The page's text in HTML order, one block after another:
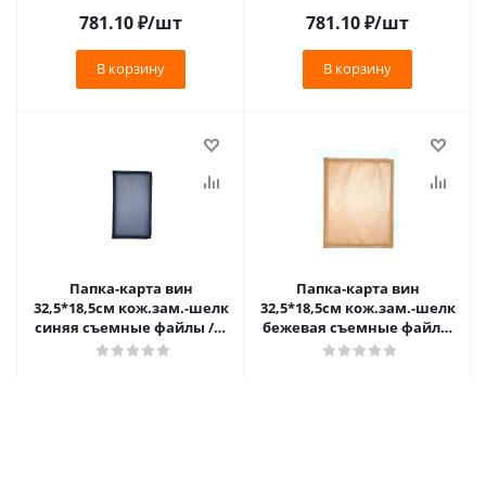
781.10₽/шт
В корзину
781.10₽/шт
В корзину
Папка-карта вин
32,5*18,5см кож.зам.-шелк
синяя съемные файлы /1/
Под заказ
Папка-карта вин
32,5*18,5см кож.зам.-шелк
бежевая съемные файлы
/1/ Под заказ